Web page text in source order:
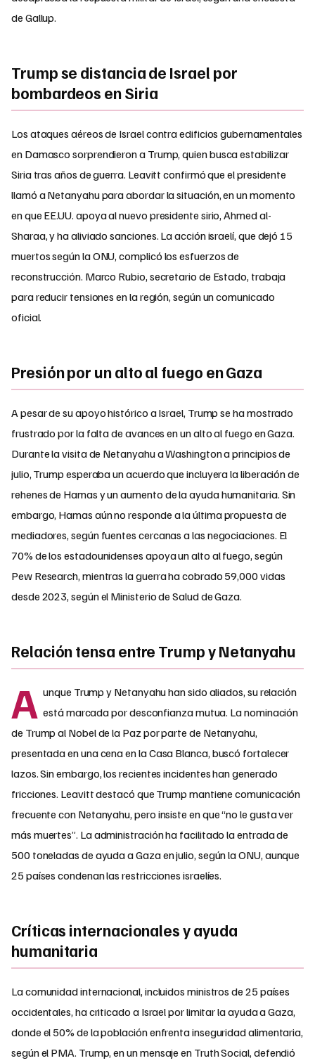
de Gallup.
Trump se distancia de Israel por
bombardeos en Siria
Los ataques aéreos de Israel contra edificios gubernamentales
en Damasco sorprendieron a Trump, quien busca estabilizar
Siria tras años de guerra. Leavitt confirmó que el presidente
llamó a Netanyahu para abordar la situación, en un momento
en que EE.UU. apoya al nuevo presidente sirio, Ahmed al-
Sharaa, y ha aliviado sanciones. La acción israelí, que dejó 15
muertos según la ONU, complicó los esfuerzos de
reconstrucción. Marco Rubio, secretario de Estado, trabaja
para reducir tensiones en la región, según un comunicado
oficial.
Presión por un alto al fuego en Gaza
A pesar de su apoyo histórico a Israel, Trump se ha mostrado
frustrado por la falta de avances en un alto al fuego en Gaza.
Durante la visita de Netanyahu a Washington a principios de
julio, Trump esperaba un acuerdo que incluyera la liberación de
rehenes de Hamas y un aumento de la ayuda humanitaria. Sin
embargo, Hamas aún no responde a la última propuesta de
mediadores, según fuentes cercanas a las negociaciones. El
70% de los estadounidenses apoya un alto al fuego, según
Pew Research, mientras la guerra ha cobrado 59,000 vidas
desde 2023, según el Ministerio de Salud de Gaza.
Relación tensa entre Trump y Netanyahu
A unque Trump y Netanyahu han sido aliados, su relación
está marcada por desconfianza mutua. La nominación
de Trump al Nobel de la Paz por parte de Netanyahu,
presentada en una cena en la Casa Blanca, buscó fortalecer
lazos. Sin embargo, los recientes incidentes han generado
fricciones. Leavitt destacó que Trump mantiene comunicación
frecuente con Netanyahu, pero insiste en que “no le gusta ver
más muertes”. La administración ha facilitado la entrada de
500 toneladas de ayuda a Gaza en julio, según la ONU, aunque
25 países condenan las restricciones israelíes.
Críticas internacionales y ayuda
humanitaria
La comunidad internacional, incluidos ministros de 25 países
occidentales, ha criticado a Israel por limitar la ayuda a Gaza,
donde el 50% de la población enfrenta inseguridad alimentaria,
según el PMA. Trump, en un mensaje en Truth Social, defendió